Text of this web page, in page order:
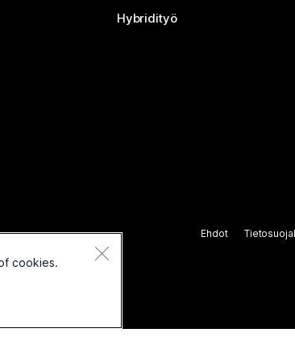
Hybridityö
Ehdot
cookies.